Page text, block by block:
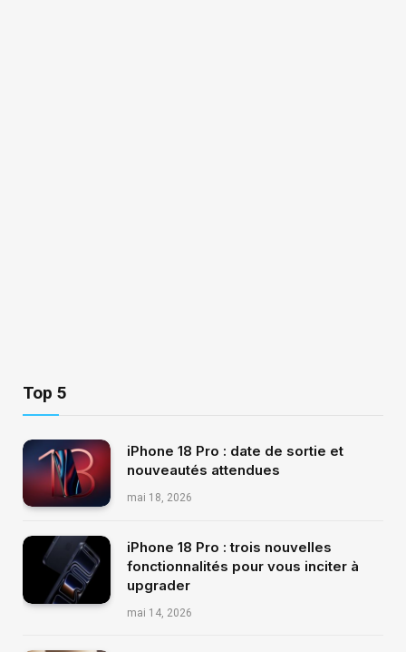
Top 5
iPhone 18 Pro : date de sortie et
nouveautés attendues
mai 18, 2026
iPhone 18 Pro : trois nouvelles
fonctionnalités pour vous inciter à
upgrader
mai 14, 2026